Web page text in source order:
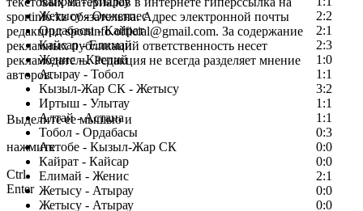
Жетысу - Окжетпес
2:2
Ордабасы - Кайрат
2:1
Кайсар - Елимай
2:3
Женис - Каспий
1:0
Атырау - Тобол
1:1
Кызыл-Жар СК - Жетысу
3:2
Иртыш - Улытау
1:1
Алтай - Астана
1:1
Тобол - Ордабасы
0:3
Актобе - Кызыл-Жар СК
0:0
Кайрат - Кайсар
0:0
Елимай - Женис
2:1
Жетысу - Атырау
0:0
Жетысу - Атырау
0:0
sportinfo.kz обязательна. Адрес электронной почты
редакции: sportinfo.official@gmail.com. За содержание
рекламных публикаций ответственность несет
рекламодатель. Редакция не всегда разделяет мнение
авторов.
Заметили ошибку в тексте?
Выделите ее мышью и
нажмите
Ctrl
Enter